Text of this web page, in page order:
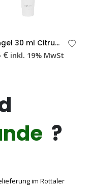
Duschgel 30 ml Citrus – 200 Stück
€ inkl. 19% MwSt
?
im Rottaler